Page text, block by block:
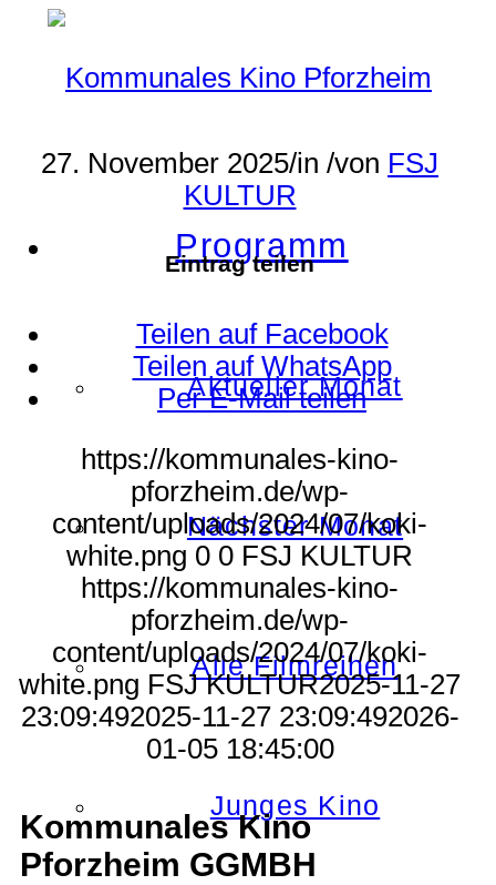
Programm
Aktueller Monat
Nächster Monat
Alle Filmreihen
Junges Kino
27. November 2025/in /von FSJ
KULTUR
Eintrag teilen
Teilen auf Facebook
Teilen auf WhatsApp
Per E-Mail teilen
https://kommunales-kino-
pforzheim.de/wp-
content/uploads/2024/07/koki-
white.png 0 0 FSJ KULTUR
https://kommunales-kino-
pforzheim.de/wp-
content/uploads/2024/07/koki-
white.png FSJ KULTUR2025-11-27
23:09:492025-11-27 23:09:492026-
01-05 18:45:00
Kommunales Kino
Pforzheim GGMBH